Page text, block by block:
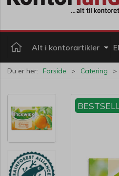
Alt i kontorartikler
Du er her: Forside Catering